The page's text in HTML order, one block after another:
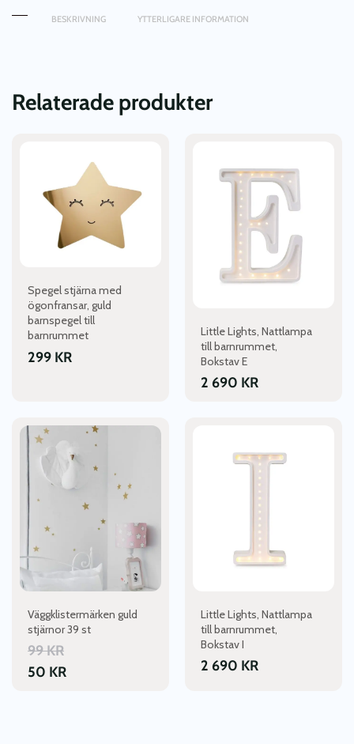
BESKRIVNING YTTERLIGARE INFORMATION
Relaterade produkter
Spegel stjärna med
ögonfransar, guld
barnspegel till
barnrummet
299 KR
Little Lights, Nattlampa
till barnrummet,
Bokstav E
2 690 KR
produkten
alternativen
produktsidan
Väggklistermärken guld
stjärnor 39 st
99KR
50 KR
Little Lights, Nattlampa
till barnrummet,
Bokstav I
2 690 KR
produkten
alternativen
produktsidan